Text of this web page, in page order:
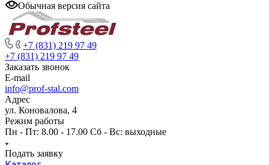
Обычная версия сайта
+7 (831) 219 97 49
+7 (831) 219 97 49
Заказать звонок
E-mail
info@prof-stal.com
Адрес
ул. Коновалова, 4
Режим работы
Пн - Пт: 8.00 - 17.00 Сб - Вс: выходные
Подать заявку